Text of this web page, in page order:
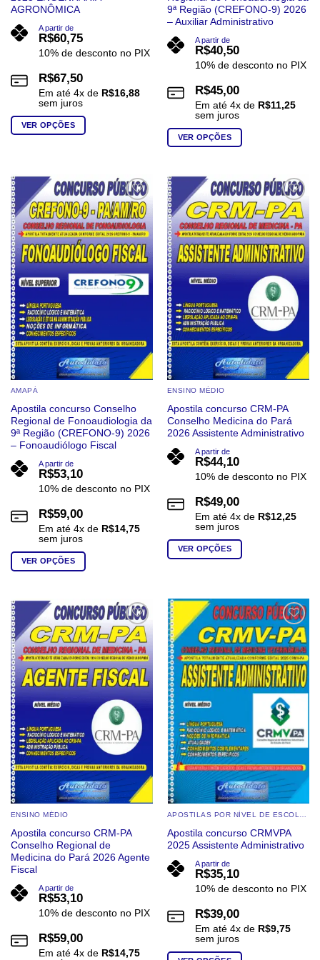
AGRONÔMICA
A partir de
R$60,75
10% de desconto no PIX
R$67,50
Em até 4x de R$16,88
sem juros
VER OPÇÕES
várias
variantes.
As
opções
podem
ser
escolhidas
na
página
do
produto
9ª Região (CREFONO-9) 2026
– Auxiliar Administrativo
A partir de
R$40,50
10% de desconto no PIX
R$45,00
Em até 4x de R$11,25
sem juros
VER OPÇÕES
tem
várias
variantes.
As
opções
podem
ser
escolhidas
na
página
do
produto
Add to
wishlist
AMAPÁ
Apostila concurso Conselho
Regional de Fonoaudiologia da
9ª Região (CREFONO-9) 2026
– Fonoaudiólogo Fiscal
A partir de
R$53,10
10% de desconto no PIX
R$59,00
Em até 4x de R$14,75
sem juros
VER OPÇÕES
tem
várias
variantes.
As
opções
podem
ser
escolhidas
na
página
do
produto
Add to
wishlist
ENSINO MÉDIO
Apostila concurso CRM-PA
Conselho Medicina do Pará
2026 Assistente Administrativo
A partir de
R$44,10
10% de desconto no PIX
R$49,00
Em até 4x de R$12,25
sem juros
VER OPÇÕES
várias
variantes.
As
opções
podem
ser
escolhidas
na
página
do
produto
Add to
wishlist
ENSINO MÉDIO
Apostila concurso CRM-PA
Conselho Regional de
Medicina do Pará 2026 Agente
Fiscal
A partir de
R$53,10
10% de desconto no PIX
R$59,00
Em até 4x de R$14,75
Add to
wishlist
Apostila concurso CRMVPA
2025 Assistente Administrativo
A partir de
R$35,10
10% de desconto no PIX
R$39,00
Em até 4x de R$9,75
sem juros